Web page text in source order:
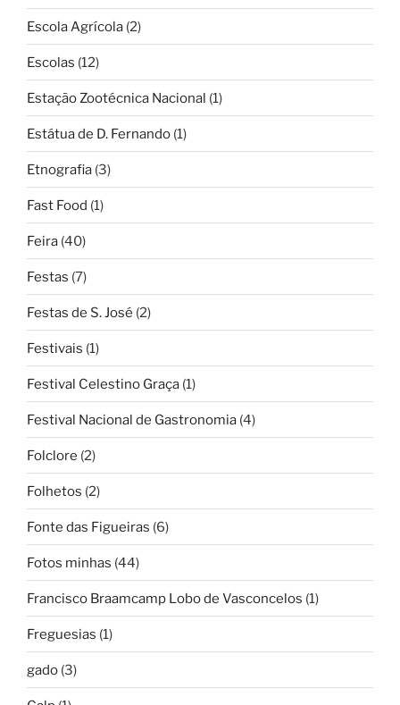
Escola Agrícola (2)
Escolas (12)
Estação Zootécnica Nacional (1)
Estátua de D. Fernando (1)
Etnografia (3)
Fast Food (1)
Feira (40)
Festas (7)
Festas de S. José (2)
Festivais (1)
Festival Celestino Graça (1)
Festival Nacional de Gastronomia (4)
Folclore (2)
Folhetos (2)
Fonte das Figueiras (6)
Fotos minhas (44)
Francisco Braamcamp Lobo de Vasconcelos (1)
Freguesias (1)
gado (3)